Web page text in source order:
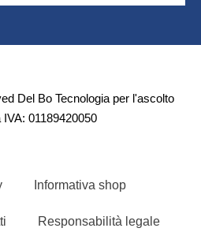
Del Bo Tecnologia per l'ascolto
01189420050
Informativa shop
Responsabilità legale